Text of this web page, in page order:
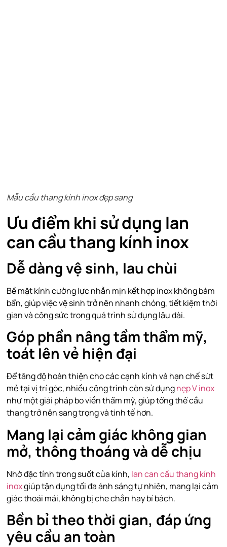
Mẫu cầu thang kính inox đẹp sang
Ưu điểm khi sử dụng lan
can cầu thang kính inox
Dễ dàng vệ sinh, lau chùi
Bề mặt kính cường lực nhẵn mịn kết hợp inox không bám
bẩn, giúp việc vệ sinh trở nên nhanh chóng, tiết kiệm thời
gian và công sức trong quá trình sử dụng lâu dài.
Góp phần nâng tầm thẩm mỹ,
toát lên vẻ hiện đại
Để tăng độ hoàn thiện cho các cạnh kính và hạn chế sứt
mẻ tại vị trí góc, nhiều công trình còn sử dụngnẹp V inox
như một giải pháp bo viền thẩm mỹ, giúp tổng thể cầu
thang trở nên sang trọng và tinh tế hơn.
Mang lại cảm giác không gian
mở, thông thoáng và dễ chịu
Nhờ đặc tính trong suốt của kính, lan can cầu thang kính
inoxgiúp tận dụng tối đa ánh sáng tự nhiên, mang lại cảm
giác thoải mái, không bị che chắn hay bí bách.
Bền bỉ theo thời gian, đáp ứng
yêu cầu an toàn